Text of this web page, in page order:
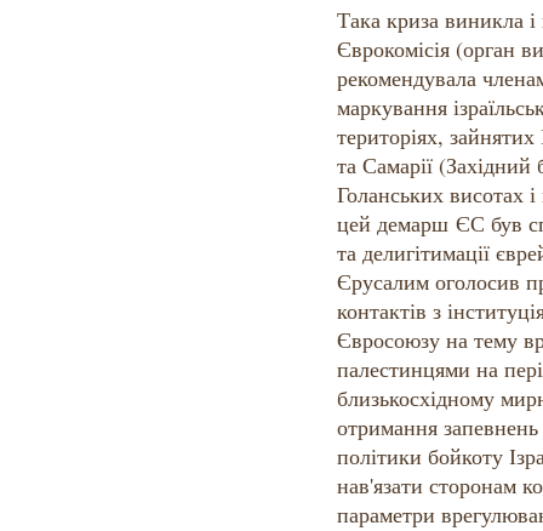
Така криза виникла
Єврокомісія (орган
рекомендувала
маркування
територіях,
та Самарії
Голанських висотах
цей демарш ЄС був
та делигітимації
Єрусалим оголосив
контактів з
Євросоюзу на тему
палестинцями на
близькосхідному
отримання
політики бойкоту
нав'язати сторонам
параметри